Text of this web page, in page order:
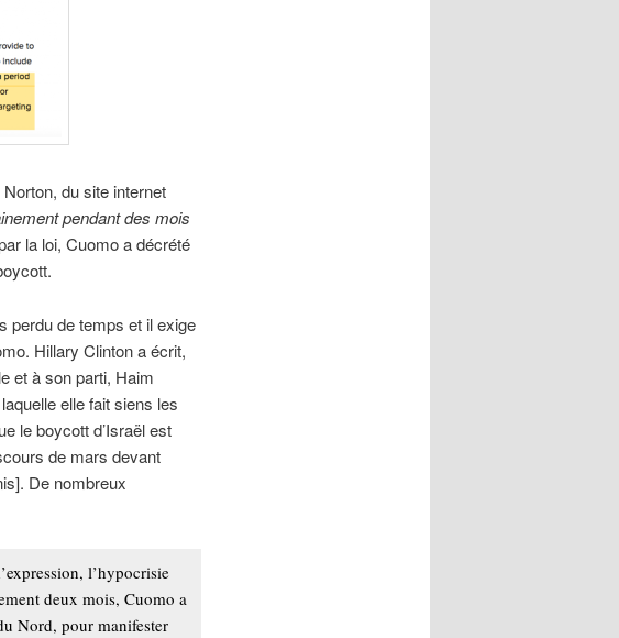
du site internet
pendant des mois
la loi, Cuomo a décrété
perdu de temps et il exige
Hillary Clinton a écrit,
et à son parti, Haim
elle fait siens les
le boycott d’Israël est
de mars devant
De nombreux
l’hypocrisie
deux mois, Cuomo a
Nord, pour manifester